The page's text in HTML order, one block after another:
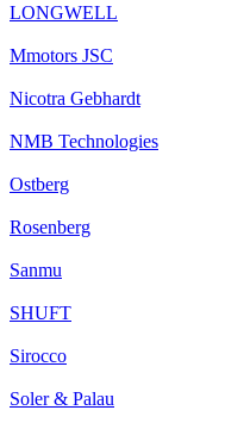
LONGWELL
Mmotors JSC
Nicotra Gebhardt
NMB Technologies
Ostberg
Rosenberg
Sanmu
SHUFT
Sirocco
Soler & Palau